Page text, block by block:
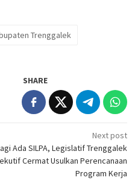
Trenggalek
SHARE
Next post
Ada SILPA, Legislatif Trenggalek
Cermat Usulkan Perencanaan
Program Kerja